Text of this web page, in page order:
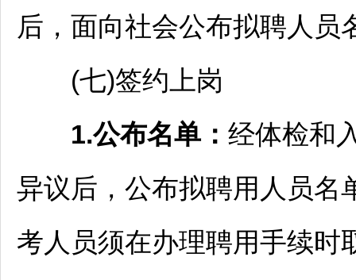
后，面向社会公布拟聘人员
(七)签约上岗
1.公布名单： 经体检和
异议后，公布拟聘用人员名
考人员须在办理聘用手续时